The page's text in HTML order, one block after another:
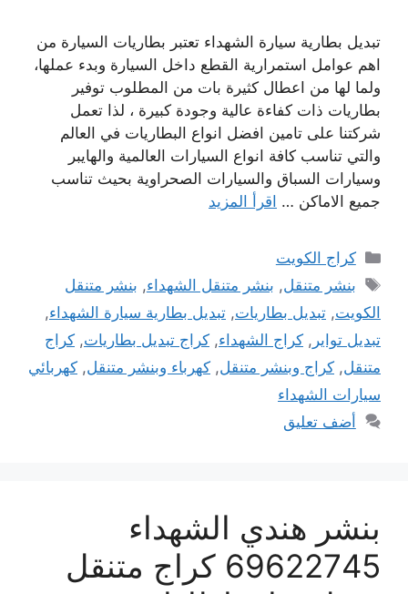
تبديل بطارية سيارة الشهداء تعتبر بطاريات السيارة من
اهم عوامل استمرارية القطع داخل السيارة وبدء عملها،
ولما لها من اعطال كثيرة بات من المطلوب توفير
بطاريات ذات كفاءة عالية وجودة كبيرة ، لذا تعمل
شركتنا على تامين افضل انواع البطاريات في العالم
والتي تناسب كافة انواع السيارات العالمية والهايبر
وسيارات السباق والسيارات الصحراوية بحيث تناسب
جميع الاماكن … اقرأ المزيد
التصنيفات
كراج الكويت
الوسوم
بنشر متنقل, بنشر متنقل الشهداء, بنشر متنقل
الكويت, تبديل بطاريات, تبديل بطارية سيارة الشهداء,
تبديل تواير , كراج الشهداء, كراج تبديل بطاريات, كراج
متنقل, كراج وبنشر متنقل, كهرباء وبنشر متنقل, كهربائي
سيارات الشهداء
أضف تعليق
بنشر هندي الشهداء
69622745 كراج متنقل